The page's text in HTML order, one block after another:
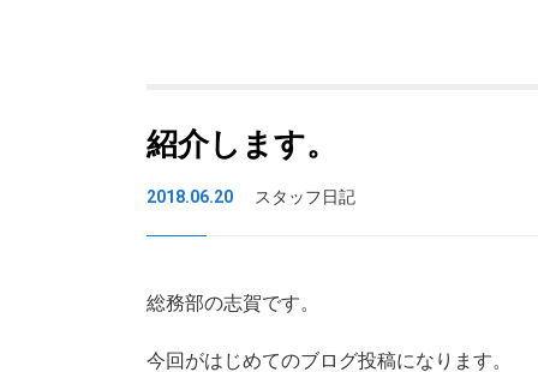
紹介します。
2018.06.20 スタッフ日記
総務部の志賀です。
今回がはじめてのブログ投稿になります。